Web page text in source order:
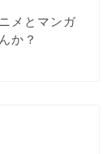
メとマンガ
か？